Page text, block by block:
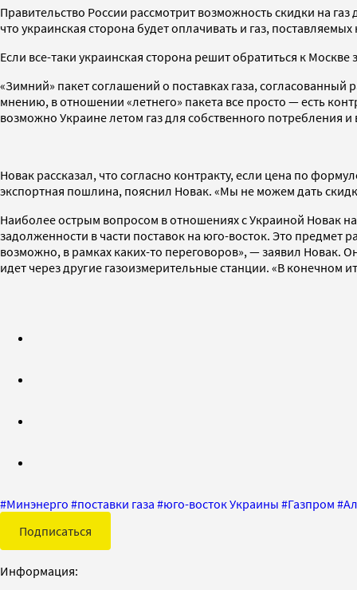
Правительство России рассмотрит возможность скидки на
что украинская сторона будет оплачивать и газ,
Если все-таки украинская сторона решит обратиться к
«Зимний» пакет соглашений о поставках газа,
мнению, в отношении «летнего» пакета все просто — есть
возможно Украине летом газ для собственного потребления
Новак рассказал, что согласно контракту, если цена по
экспортная пошлина, пояснил Новак. «Мы не можем дать
Наиболее острым вопросом в отношениях с Украиной Новак
задолженности в части поставок на юго-восток. Это предмет
возможно, в рамках каких-то переговоров», — заявил Новак.
идет через другие газоизмерительные станции. «В
#Минэнерго #поставки газа #юго-восток Украины #Газпром #
Подписаться
Информация: